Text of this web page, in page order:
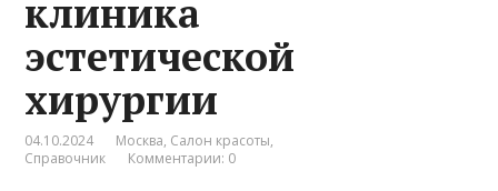
клиника
эстетической
хирургии
04.10.2024 Москва, Салон красоты,
Справочник
Комментарии: 0